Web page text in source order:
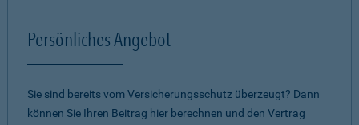
Persönliches Angebot
Sie sind bereits vom Versicherungsschutz überzeugt? Dann
können Sie Ihren Beitrag hier berechnen und den Vertrag